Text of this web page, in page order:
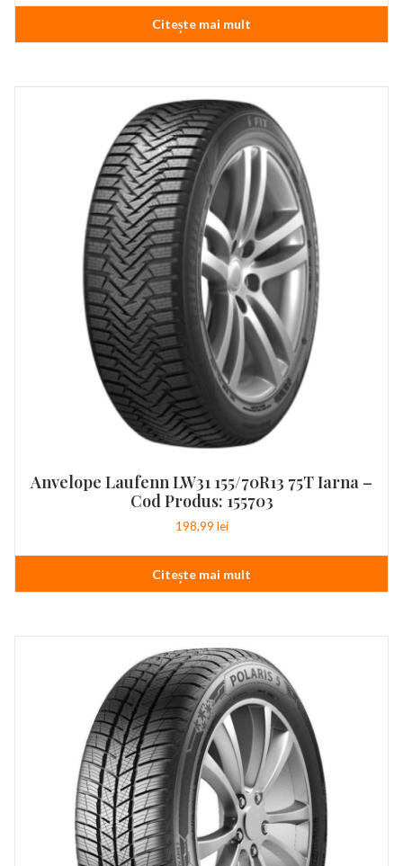
Citește mai mult
Anvelope Laufenn LW31 155/70R13 75T Iarna –
Cod Produs: 155703
198,99 lei
Citește mai mult